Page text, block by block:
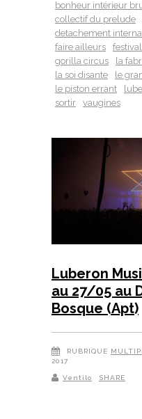
bonheur intérieur
collectif du prelude
detachement
faire ailleurs
festival
gorilla circus
la
la soi disante
le
le piston errant
sortir
vaugines
Luberon
au 27/05 au
Bosque (Apt)
RUBRIQUE
2017
Ventilo SHARE